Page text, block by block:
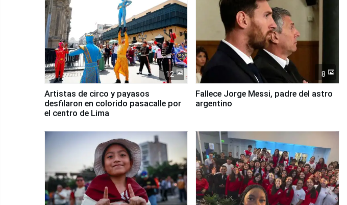
12
Artistas de circo y payasos
desfilaron en colorido pasacalle por
el centro de Lima
8
Fallece Jorge Messi, padre del astro
argentino